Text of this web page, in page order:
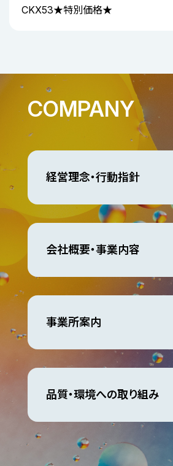
CKX53★特別価格★
COMPANY
経営理念・行動指針
会社概要・事業内容
事業所案内
品質・環境への取り組み